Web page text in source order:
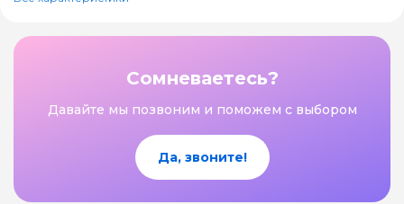
Сомневаетесь?
Давайте мы позвоним и поможем с выбором
Да, звоните!